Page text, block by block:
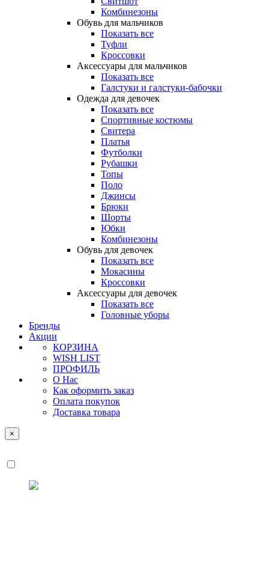
Комбинезоны
Обувь для мальчиков
Показать все
Туфли
Кроссовки
Аксессуары для мальчиков
Показать все
Галстуки и галстуки-бабочки
Одежда для девочек
Показать все
Спортивные костюмы
Свитера
Платья
Футболки
Рубашки
Топы
Поло
Джинсы
Брюки
Шорты
Юбки
Комбинезоны
Обувь для девочек
Показать все
Мокасины
Кроссовки
Аксессуары для девочек
Показать все
Головные уборы
Бренды
Акции
КОРЗИНА
WISH LIST
ПРОФИЛЬ
О Нас
Как оформить заказ
Оплата покупок
Доставка товара
×